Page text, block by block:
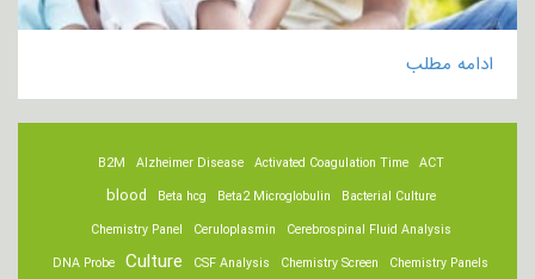
ادامه مطلب
ACT
Activated Coagulation Time
Alzheimer Disease
B2M
Bacterial Culture
Beta2 Microglobulin
Beta hcg
blood
Cerebrospinal Fluid Analysis
Ceruloplasmin
Chemistry Panel
Chemistry Panels
Chemistry Screen
CSF Analysis
Culture
DNA Probe